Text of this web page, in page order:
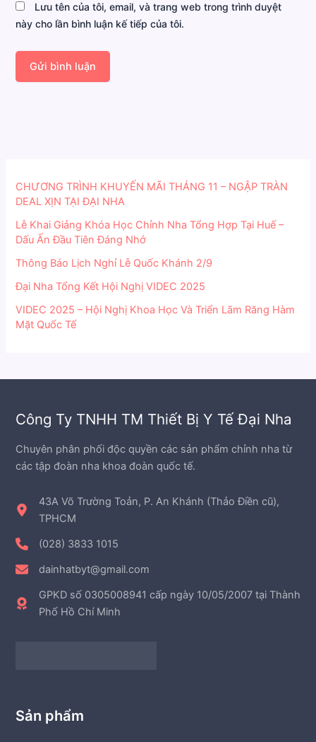
Lưu tên của tôi, email, và trang web trong trình duyệt
này cho lần bình luận kế tiếp của tôi.
CHƯƠNG TRÌNH KHUYẾN MÃI THÁNG 11 – NGẬP TRÀN
DEAL XỊN TẠI ĐẠI NHA
Lễ Khai Giảng Khóa Học Chỉnh Nha Tổng Hợp Tại Huế –
Dấu Ấn Đầu Tiên Đáng Nhớ
Thông Báo Lịch Nghỉ Lễ Quốc Khánh 2/9
Đại Nha Tổng Kết Hội Nghị VIDEC 2025
VIDEC 2025 – Hội Nghị Khoa Học Và Triển Lãm Răng Hàm
Mặt Quốc Tế
Công Ty TNHH TM Thiết Bị Y Tế Đại Nha
Chuyên phân phối độc quyền các sản phẩm chỉnh nha từ
các tập đoàn nha khoa đoàn quốc tế.
43A Võ Trường Toản, P. An Khánh (Thảo Điền cũ),
TPHCM
(028) 3833 1015
dainhatbyt@gmail.com
GPKD số 0305008941 cấp ngày 10/05/2007 tại Thành
Phố Hồ Chí Minh
Sản phẩm